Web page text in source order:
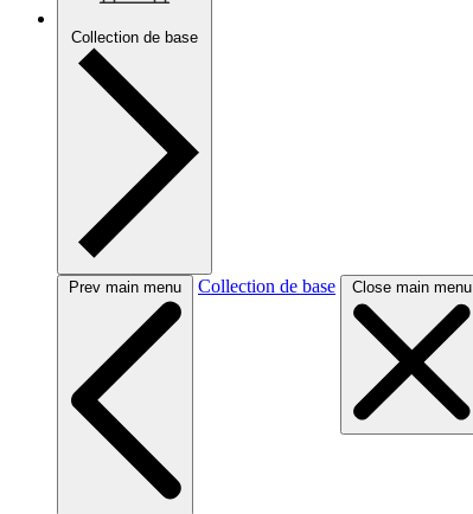
Collection de base
Prev main menu Collection de base Close main menu